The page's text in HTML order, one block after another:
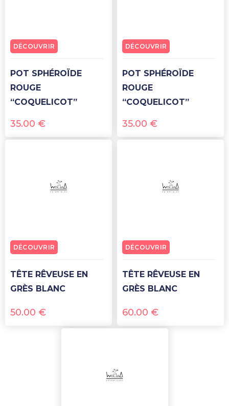
POT SPHÉROÏDE
ROUGE
“COQUELICOT”
35.00 €
DÉCOUVRIR
POT SPHÉROÏDE
ROUGE
“COQUELICOT”
35.00 €
DÉCOUVRIR
TÊTE RÊVEUSE EN
GRÈS BLANC
50.00 €
DÉCOUVRIR
TÊTE RÊVEUSE EN
GRÈS BLANC
60.00 €
DÉCOUVRIR